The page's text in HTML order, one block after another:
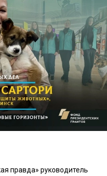
правда» руководитель